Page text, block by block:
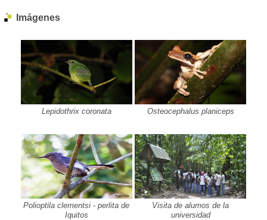
Imágenes
Lepidothrix coronata Osteocephalus planiceps
Polioptila clementsi - perlita de
Iquitos
Visita de alumos de la
universidad